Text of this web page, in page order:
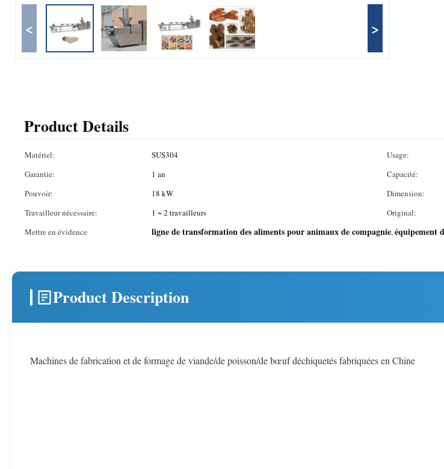
< >
Product Details
Matériel: SUS304 Usage:
Garantie:
1 an Capacité:
Pouvoir:
18 kW Dimension:
Travailleur nécessaire:
1 ~ 2 travailleurs Original:
Mettre en évidence
ligne de transformation des aliments pour animaux de compagnie,équipement
Product Description
Machines de fabrication et de formage de viande/de poisson/de bœuf déchiquetés fabriquées en Chine